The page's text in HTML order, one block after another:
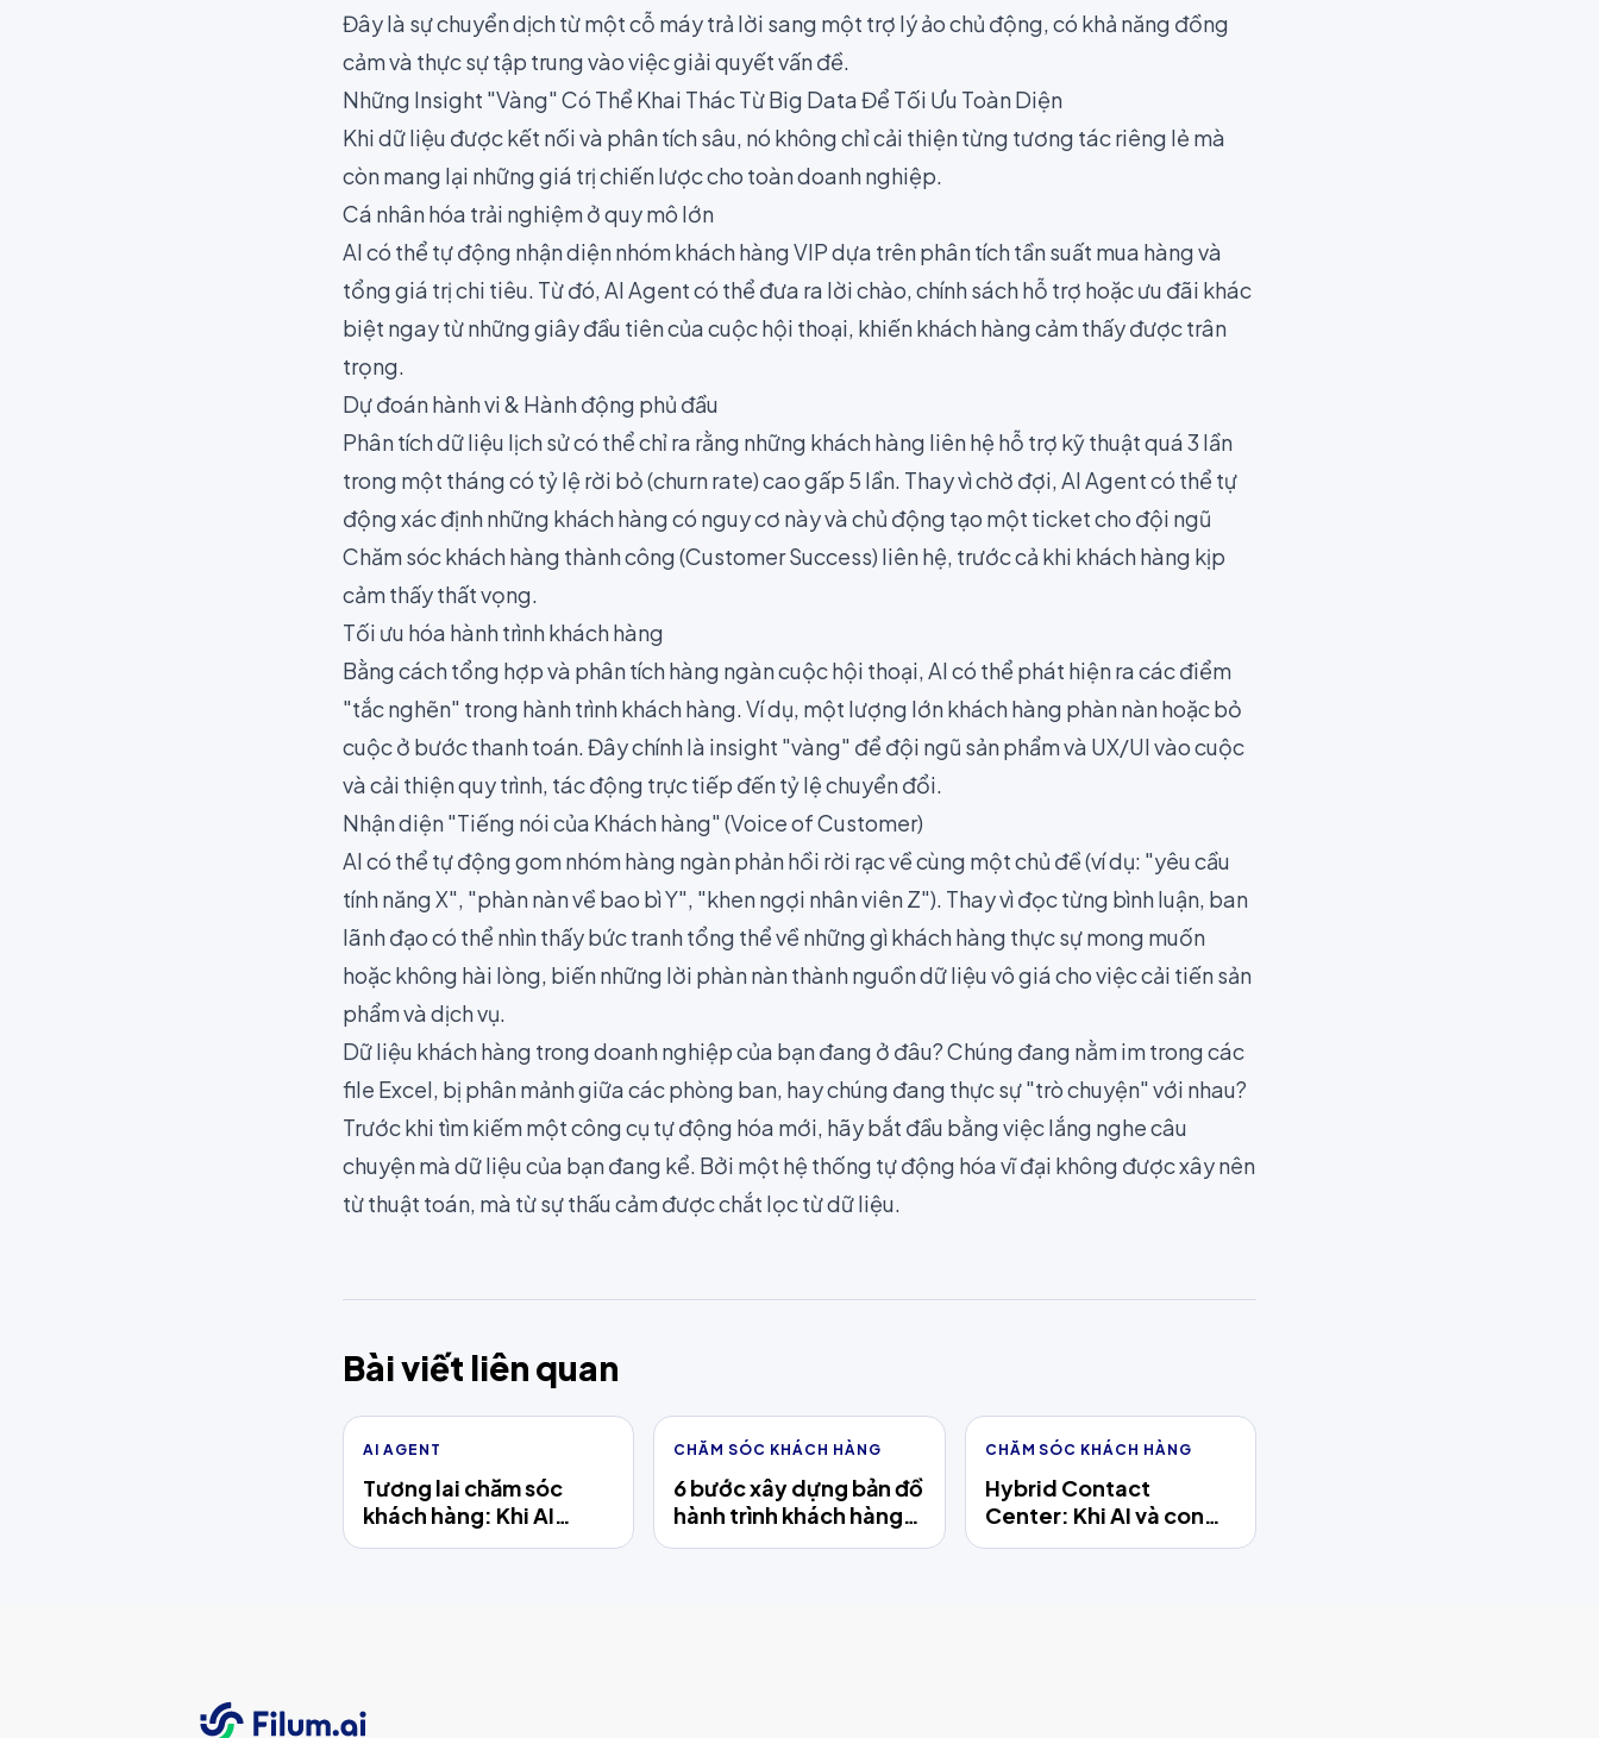
Đây là sự chuyển dịch từ một cỗ máy trả lời sang một trợ lý ảo chủ động, có khả năng đồng
cảm và thực sự tập trung vào việc giải quyết vấn đề.
Những Insight "Vàng" Có Thể Khai Thác Từ Big Data Để Tối Ưu Toàn Diện
Khi dữ liệu được kết nối và phân tích sâu, nó không chỉ cải thiện từng tương tác riêng lẻ mà
còn mang lại những giá trị chiến lược cho toàn doanh nghiệp.
Cá nhân hóa trải nghiệm ở quy mô lớn
AI có thể tự động nhận diện nhóm khách hàng VIP dựa trên phân tích tần suất mua hàng và
tổng giá trị chi tiêu. Từ đó, AI Agent có thể đưa ra lời chào, chính sách hỗ trợ hoặc ưu đãi khác
biệt ngay từ những giây đầu tiên của cuộc hội thoại, khiến khách hàng cảm thấy được trân
trọng.
Dự đoán hành vi & Hành động phủ đầu
Phân tích dữ liệu lịch sử có thể chỉ ra rằng những khách hàng liên hệ hỗ trợ kỹ thuật quá 3 lần
trong một tháng có tỷ lệ rời bỏ (churn rate) cao gấp 5 lần. Thay vì chờ đợi, AI Agent có thể tự
động xác định những khách hàng có nguy cơ này và chủ động tạo một ticket cho đội ngũ
Chăm sóc khách hàng thành công (Customer Success) liên hệ, trước cả khi khách hàng kịp
cảm thấy thất vọng.
Tối ưu hóa hành trình khách hàng
Bằng cách tổng hợp và phân tích hàng ngàn cuộc hội thoại, AI có thể phát hiện ra các điểm
"tắc nghẽn" trong hành trình khách hàng. Ví dụ, một lượng lớn khách hàng phàn nàn hoặc bỏ
cuộc ở bước thanh toán. Đây chính là insight "vàng" để đội ngũ sản phẩm và UX/UI vào cuộc
và cải thiện quy trình, tác động trực tiếp đến tỷ lệ chuyển đổi.
Nhận diện "Tiếng nói của Khách hàng" (Voice of Customer)
AI có thể tự động gom nhóm hàng ngàn phản hồi rời rạc về cùng một chủ đề (ví dụ: "yêu cầu
tính năng X", "phàn nàn về bao bì Y", "khen ngợi nhân viên Z"). Thay vì đọc từng bình luận, ban
lãnh đạo có thể nhìn thấy bức tranh tổng thể về những gì khách hàng thực sự mong muốn
hoặc không hài lòng, biến những lời phàn nàn thành nguồn dữ liệu vô giá cho việc cải tiến sản
phẩm và dịch vụ.
Dữ liệu khách hàng trong doanh nghiệp của bạn đang ở đâu? Chúng đang nằm im trong các
file Excel, bị phân mảnh giữa các phòng ban, hay chúng đang thực sự "trò chuyện" với nhau?
Trước khi tìm kiếm một công cụ tự động hóa mới, hãy bắt đầu bằng việc lắng nghe câu
chuyện mà dữ liệu của bạn đang kể. Bởi một hệ thống tự động hóa vĩ đại không được xây nên
từ thuật toán, mà từ sự thấu cảm được chắt lọc từ dữ liệu.
Bài viết liên quan
AI AGENT
Tương lai chăm sóc
khách hàng: Khi AI
Agent vượt qua khủng
CHĂM SÓC KHÁCH HÀNG
6 bước xây dựng bản đồ
hành trình khách hàng
hiện đại: Tối ưu trải
CHĂM SÓC KHÁCH HÀNG
Hybrid Contact
Center: Khi AI và con
người hợp lực nâng tầm